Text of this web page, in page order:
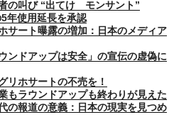
の叫び “出てけ モンサント”
年使用延長を承認
サート曝露の増加：日本のメディア
ンドアップは安全」の宣伝の虚偽に
リホサートの不売を！
もラウンドアップも終わりが見えた
の報道の意義：日本の現実を見つめ